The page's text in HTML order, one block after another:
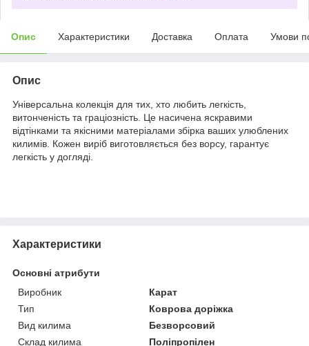
Опис Характеристики Доставка Оплата Умови
Опис
Універсальна колекція для тих, хто любить легкість,
витонченість та граціозність. Це насичена яскравими
відтінками та якісними матеріалами збірка ваших улюблених
килимів. Кожен виріб виготовляється без ворсу, гарантує
легкість у догляді.
Характеристики
Основні атрибути
Виробник
Карат
Тип
Коврова доріжка
Вид килима
Безворсовий
Склад килима
Поліпропілен